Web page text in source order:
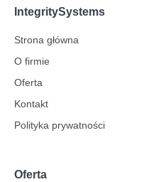
IntegritySystems
Strona główna
O firmie
Oferta
Kontakt
Polityka prywatności
Oferta